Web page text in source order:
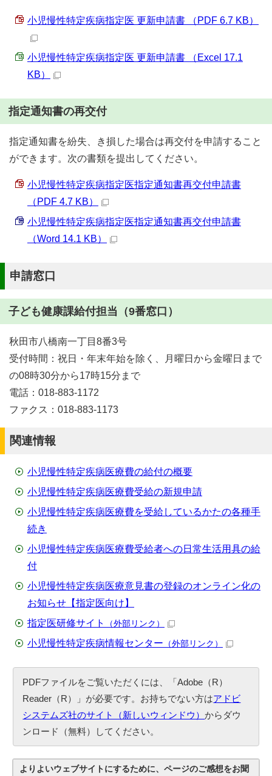
小児慢性特定疾病指定医 更新申請書 （PDF 6.7 KB）
小児慢性特定疾病指定医 更新申請書 （Excel 17.1
KB）
指定通知書の再交付
指定通知書を紛失、き損した場合は再交付を申請すること
ができます。次の書類を提出してください。
小児慢性特定疾病指定医指定通知書再交付申請書
（PDF 4.7 KB）
小児慢性特定疾病指定医指定通知書再交付申請書
（Word 14.1 KB）
申請窓口
子ども健康課給付担当（9番窓口）
秋田市八橋南一丁目8番3号
受付時間：祝日・年末年始を除く、月曜日から金曜日まで
の08時30分から17時15分まで
電話：018-883-1172
ファクス：018-883-1173
関連情報
小児慢性特定疾病医療費の給付の概要
小児慢性特定疾病医療費受給の新規申請
小児慢性特定疾病医療費を受給しているかたの各種手
続き
小児慢性特定疾病医療費受給者への日常生活用具の給
付
小児慢性特定疾病医療意見書の登録のオンライン化の
お知らせ【指定医向け】
指定医研修サイト
（外部リンク）
小児慢性特定疾病情報センター （外部リンク）
PDFファイルをご覧いただくには、「Adobe（R）
Reader（R）」が必要です。お持ちでない方はアドビ
システムズ社のサイト（新しいウィンドウ）からダウ
ンロード（無料）してください。
よりよいウェブサイトにするために、ページのご感想をお聞